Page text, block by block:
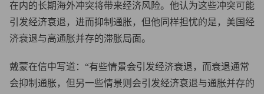
在内的长期海外冲突将带来经济风险。他认为这些冲突可能
引发经济衰退，进而抑制通胀，但他同样担忧的是，美国经
济衰退与高通胀并存的滞胀局面。
戴蒙在信中写道：“有些情景会引发经济衰退，而衰退通常
会抑制通胀，但另一些情景则会引发经济衰退与通胀并存的